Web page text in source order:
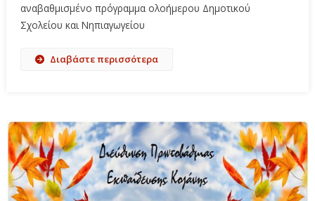
αναβαθμισμένο πρόγραμμα ολοήμερου Δημοτικού
Σχολείου και Νηπιαγωγείου
Διαβάστε περισσότερα